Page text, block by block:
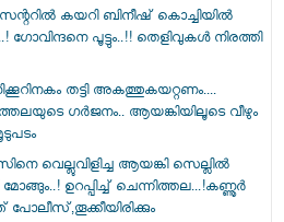
കയറി ബിനീഷ് കൊച്ചിയിൽ
ഗോവിന്ദനെ പൂട്ടും..!! തെളിവുകൾ നിരത്തി
തട്ടി അകത്തുകയറ്റണം....
ഗർജനം.. ആയങ്കിയിലൂടെ വീഴും
വെല്ലുവിളിച്ച ആയങ്കി സെല്ലിൽ
ഉറപ്പിച്ച് ചെന്നിത്തല...!കണ്ണൂർ